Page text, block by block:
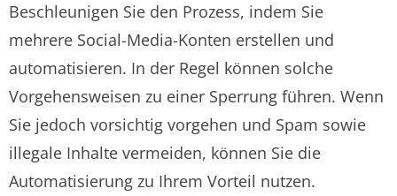
Beschleunigen Sie den Prozess, indem Sie
mehrere Social-Media-Konten erstellen und
automatisieren. In der Regel können solche
Vorgehensweisen zu einer Sperrung führen. Wenn
Sie jedoch vorsichtig vorgehen und Spam sowie
illegale Inhalte vermeiden, können Sie die
Automatisierung zu Ihrem Vorteil nutzen.